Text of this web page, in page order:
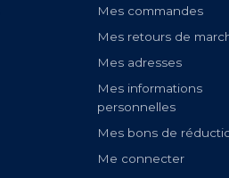
Mes commandes
Mes retours de
Mes adresses
Mes informations
personnelles
Mes bons de
Me connecter